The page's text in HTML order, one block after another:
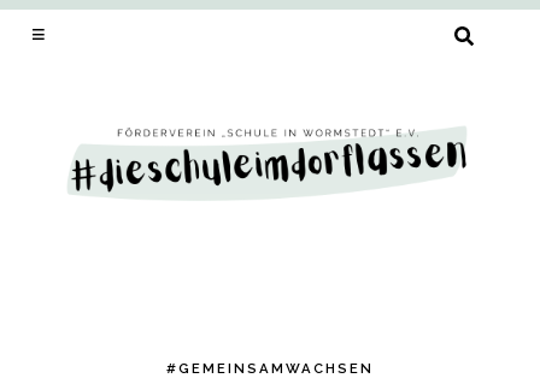
SUCHEN
#GEMEINSAMWACHSEN